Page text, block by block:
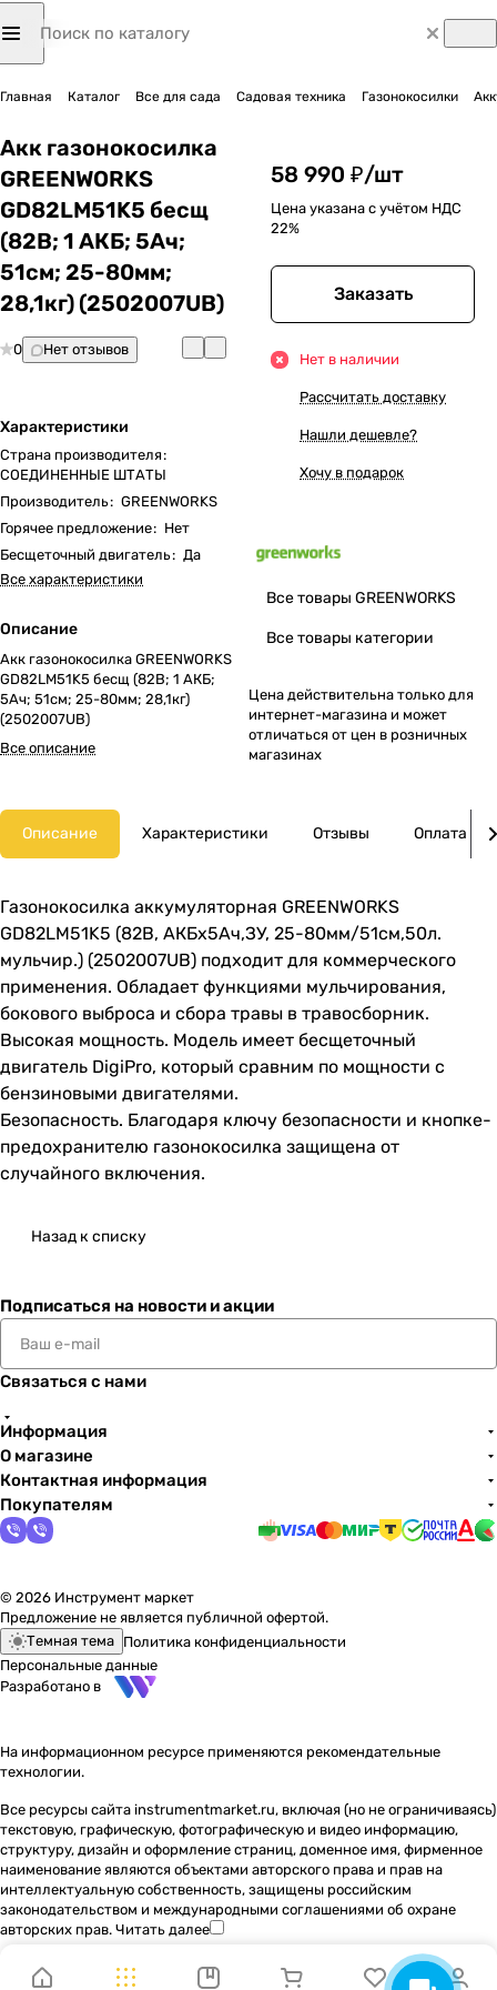
Главная Каталог Все для сада Садовая техника Газонокосилки
Акк газонокосилка
GREENWORKS
GD82LM51K5 бесщ
(82В; 1 АКБ; 5Ач;
51cм; 25-80мм;
28,1кг) (2502007UB)
0 Нет отзывов
Характеристики
Страна производителя:
СОЕДИНЕННЫЕ ШТАТЫ
Производитель: GREENWORKS
Горячее предложение: Нет
Бесщеточный двигатель: Да
Все характеристики
Описание
Акк газонокосилка GREENWORKS
GD82LM51K5 бесщ (82В; 1 АКБ;
5Ач; 51cм; 25-80мм; 28,1кг)
(2502007UB)
Все описание
58 990 ₽/шт
Цена указана с учётом НДС
22%
Заказать
Нет в наличии
Рассчитать доставку
Нашли дешевле?
Хочу в подарок
Все товары GREENWORKS
Все товары категории
Цена действительна только для
интернет-магазина и может
отличаться от цен в розничных
магазинах
Описание Характеристики Отзывы Оплата
Газонокосилка аккумуляторная GREENWORKS
GD82LM51K5 (82В, АКБх5Ач,ЗУ, 25-80мм/51см,50л.
мульчир.) (2502007UB) подходит для коммерческого
применения. Обладает функциями мульчирования,
бокового выброса и сбора травы в травосборник.
Высокая мощность. Модель имеет бесщеточный
двигатель DigiPro, который сравним по мощности с
бензиновыми двигателями.
Безопасность. Благодаря ключу безопасности и кнопке-
предохранителю газонокосилка защищена от
случайного включения.
Назад к списку
Подписаться на новости и акции
Связаться с нами
Информация
О магазине
Контактная информация
Покупателям
© 2026 Инструмент маркет
Предложение не является публичной офертой.
Темная тема Политика конфиденциальности
Персональные данные
Разработано в
На информационном ресурсе применяются рекомендательные
технологии.
Все ресурсы сайта instrumentmarket.ru, включая (но не ограничиваясь)
текстовую, графическую, фотографическую и видео информацию,
структуру, дизайн и оформление страниц, доменное имя, фирменное
наименование являются объектами авторского права и прав на
интеллектуальную собственность, защищены российским
законодательством и международными соглашениями об охране
авторских прав. Читать далее